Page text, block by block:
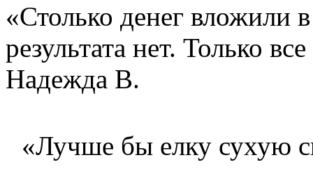
«Столько денег вложили
результата нет. Только
Надежда В.
«Лучше бы елку сухую